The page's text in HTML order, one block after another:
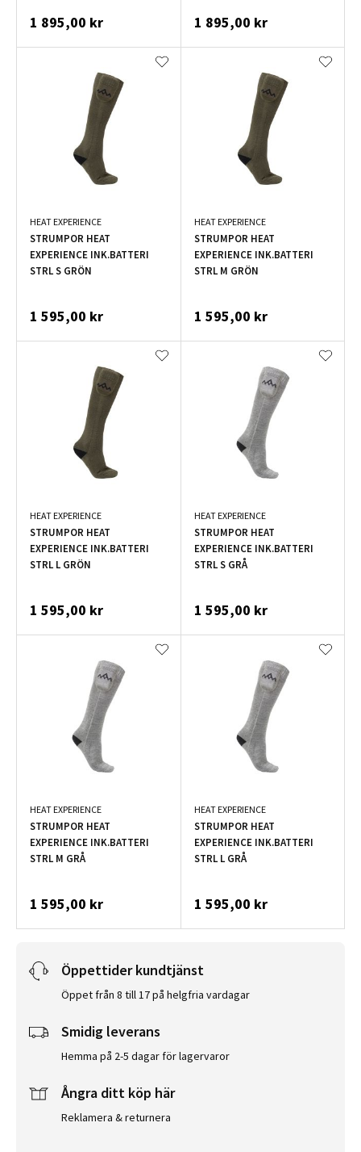
1 895,00 kr 1 895,00 kr
HEAT EXPERIENCE
STRUMPOR HEAT
EXPERIENCE INK.BATTERI
STRL S GRÖN
1 595,00 kr
HEAT EXPERIENCE
STRUMPOR HEAT
EXPERIENCE INK.BATTERI
STRL M GRÖN
1 595,00 kr
HEAT EXPERIENCE
STRUMPOR HEAT
EXPERIENCE INK.BATTERI
STRL L GRÖN
1 595,00 kr
HEAT EXPERIENCE
STRUMPOR HEAT
EXPERIENCE INK.BATTERI
STRL S GRÅ
1 595,00 kr
HEAT EXPERIENCE
STRUMPOR HEAT
EXPERIENCE INK.BATTERI
STRL M GRÅ
1 595,00 kr
HEAT EXPERIENCE
STRUMPOR HEAT
EXPERIENCE INK.BATTERI
STRL L GRÅ
1 595,00 kr
Öppettider kundtjänst
Öppet från 8 till 17 på helgfria vardagar
Smidig leverans
Hemma på 2-5 dagar för lagervaror
Ångra ditt köp här
Reklamera & returnera